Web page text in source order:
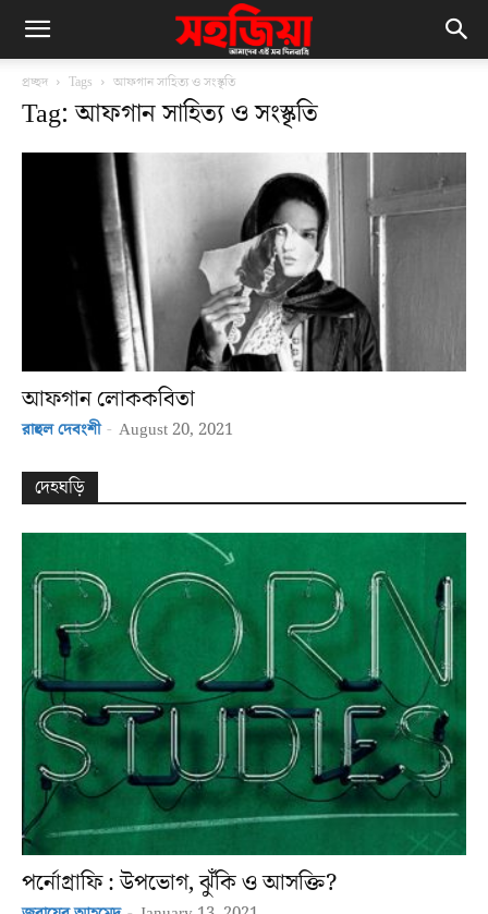
প্রচ্ছদ Tags আফগান সাহিত্য ও সংস্কৃতি
Tag: আফগান সাহিত্য ও সংস্কৃতি
আফগান লোককবিতা
রাহুল দেবংশী - August 20, 2021
দেহঘড়ি
পর্নোগ্রাফি : উপভোগ, ঝুঁকি ও আসক্তি?